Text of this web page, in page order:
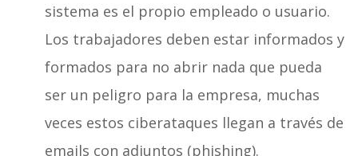
sistema es el propio empleado o usuario.
Los trabajadores deben estar informados y
formados para no abrir nada que pueda
ser un peligro para la empresa, muchas
veces estos ciberataques llegan a través de
emails con adjuntos (phishing).